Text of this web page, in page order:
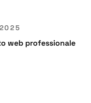
web professionale